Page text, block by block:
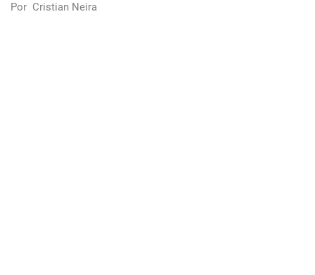
Por Cristian Neira